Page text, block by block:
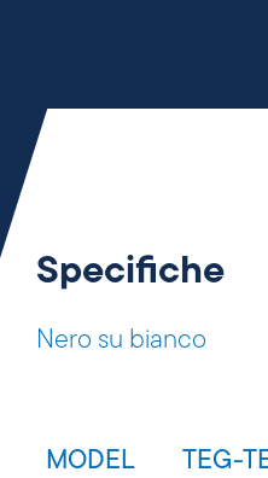
Specifiche
Nero su bianco
MODEL TEG-